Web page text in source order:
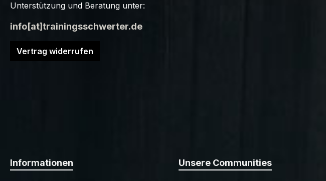
Unterstützung und Beratung unter:
info[at]trainingsschwerter.de
Vertrag widerrufen
Informationen Unsere Communities